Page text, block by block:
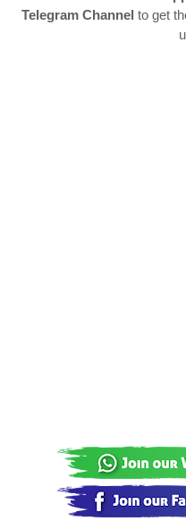
Telegram Channel to get